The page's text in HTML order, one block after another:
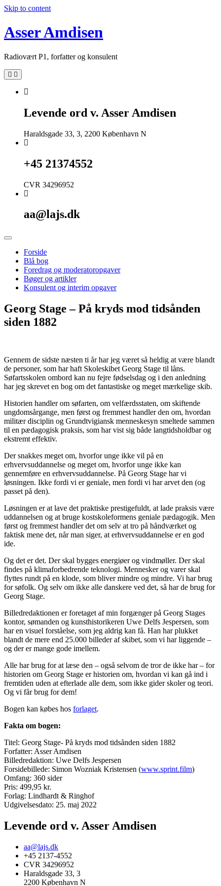
Skip to content
Asser Amdisen
Radiovært P1, forfatter og konsulent
Levende ord v. Asser Amdisen
Haraldsgade 33, 3, 2200 København N
+45 21374552
CVR 34296952
aa@lajs.dk
Forside
Blå bog
Foredrag og moderatoropgaver
Bøger og artikler
Konsulent og interim opgaver
Georg Stage – På kryds mod tidsånden
siden 1882
Gennem de sidste næsten ti år har jeg været så heldig at være blandt
de personer, som har haft Skoleskibet Georg Stage til låns.
Søfartsskolen ombord kan nu fejre fødselsdag og i den anledning
har jeg skrevet en bog om det fantastiske og meget mærkelige skib.
Historien handler om søfarten, om velfærdsstaten, om skiftende
ungdomsårgange, men først og fremmest handler den om, hvordan
militær disciplin og Grundtvigiansk menneskesyn smeltede sammen
til en pædagogisk praksis, som har vist sig både langtidsholdbar og
ekstremt effektiv.
Der snakkes meget om, hvorfor unge ikke vil på en
erhvervsuddannelse og meget om, hvorfor unge ikke kan
gennemføre en erhvervsuddannelse. På Georg Stage har vi
løsningen. Ikke fordi vi er geniale, men fordi vi har arvet den (og
passet på den).
Løsningen er at lave det praktiske prestigefuldt, at lade praksis være
uddannelsen og at bruge kostskoleformens geniale pædagogik. Men
først og fremmest handler det om selv at tro på håndværket og
faktisk mene det, når man siger, at erhvervsuddannelse er en god
ide.
Og det er det. Der skal bygges energiøer og vindmøller. Der skal
findes på klimaforbedrende teknologi. Mennesker og varer skal
flyttes rundt på en klode, som bliver mindre og mindre. Vi har brug
for søfolk. Og selv om ikke alle danskere ved det, så har de brug for
Georg Stage.
Billedredaktionen er foretaget af min forgænger på Georg Stages
kontor, sømanden og kunsthistorikeren Uwe Delfs Jespersen, som
har en visuel forståelse, som jeg aldrig kan få. Han har plukket
blandt de mere end 25.000 billeder af skibet, som vi har liggende –
og der er mange gode imellem.
Alle har brug for at læse den – også selvom de tror de ikke har – for
historien om Georg Stage er historien om, hvordan vi kan gå ind i
fremtiden uden at efterlade alle dem, som ikke gider skoler og teori.
Og vi får brug for dem!
Bogen kan købes hos forlaget.
Fakta om bogen:
Titel: Georg Stage- På kryds mod tidsånden siden 1882
Forfatter: Asser Amdisen
Billedredaktion: Uwe Delfs Jespersen
Forsidebillede: Simon Wozniak Kristensen (www.sprint.film)
Omfang: 360 sider
Pris: 499,95 kr.
Forlag: Lindhardt & Ringhof
Udgivelsesdato: 25. maj 2022
Levende ord v. Asser Amdisen
aa@lajs.dk
+45 2137-4552
CVR 34296952
Haraldsgade 33, 3
2200 København N